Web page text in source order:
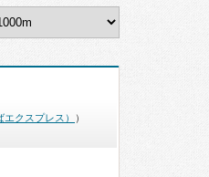
クスプレス） ）